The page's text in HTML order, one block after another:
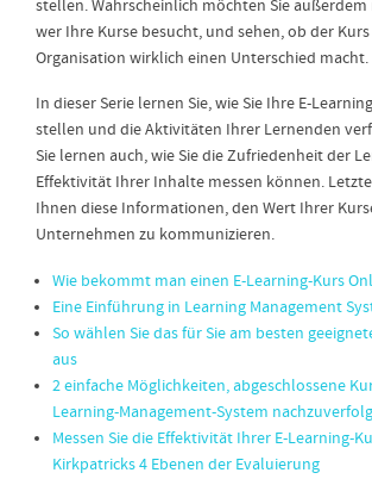
stellen. Wahrscheinlich möchten Sie
wer Ihre Kurse besucht, und sehen, ob der
Organisation wirklich einen Unterschied macht.
In dieser Serie lernen Sie, wie Sie Ihre E-
stellen und die Aktivitäten Ihrer Lernenden
Sie lernen auch, wie Sie die Zufriedenheit der
Effektivität Ihrer Inhalte messen können.
Ihnen diese Informationen, den Wert Ihrer
Unternehmen zu kommunizieren.
Wie bekommt man einen E-Learning-Kurs
Eine Einführung in Learning Management
So wählen Sie das für Sie am besten
aus
2 einfache Möglichkeiten, abgeschlossene
Learning-Management-System
Messen Sie die Effektivität Ihrer E-Learning-
Kirkpatricks 4 Ebenen der Evaluierung